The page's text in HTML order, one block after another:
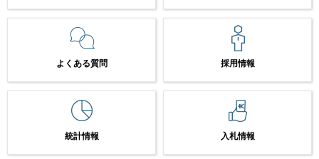
よくある質問 採用情報
統計情報 入札情報